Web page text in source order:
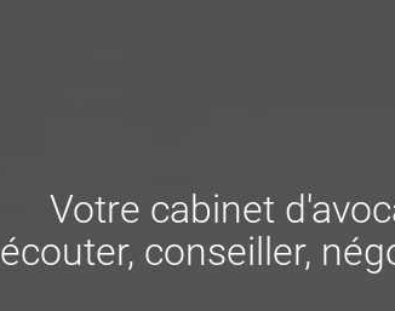
Votre cabinet
écouter, conseiller,